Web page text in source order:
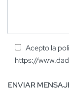
Acepto la
https://